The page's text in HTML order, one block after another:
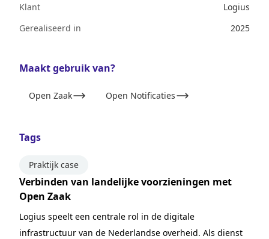
Verbinden van landelijke voorzieningen met
Open Zaak
Logius speelt een centrale rol in de digitale
infrastructuur van de Nederlandse overheid. Als dienst
Klant
Logius
Gerealiseerd in
2025
Maakt gebruik van?
Open Zaak Open Notificaties
Tags
Praktijk case